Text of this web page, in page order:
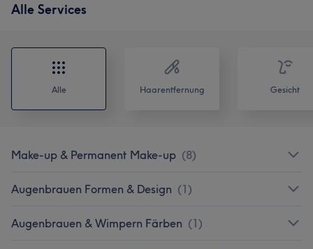
Alle Services
Alle Haarentfernung Gesicht
Make-up & Permanent Make-up (8)
Augenbrauen Formen & Design (1)
Augenbrauen & Wimpern Färben (1)